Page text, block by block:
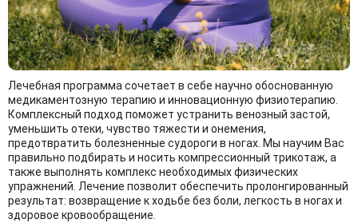
Лечебная программа сочетает в себе научно обоснованную
медикаментозную терапию и инновационную физиотерапию.
Комплексный подход поможет устранить венозный застой,
уменьшить отеки, чувство тяжести и онемения,
предотвратить болезненные судороги в ногах. Мы научим Вас
правильно подбирать и носить компрессионный трикотаж, а
также выполнять комплекс необходимых физических
упражнений. Лечение позволит обеспечить пролонгированный
результат: возвращение к ходьбе без боли, легкость в ногах и
здоровое кровообращение.